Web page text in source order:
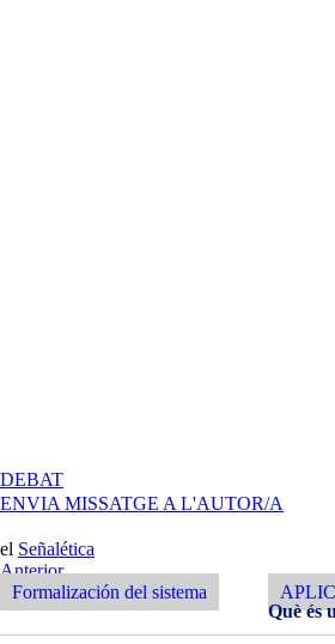
DEBATA
APLICACIÓN
SISTEMA
DE
SEÑALÉTICA
PARA
EL
ENVIA MISSATGE A L'AUTOR/A
el Señalética
Navegació
d'entrades
Entrada
Anterior
Anterior
Formalización del sistema
Què és